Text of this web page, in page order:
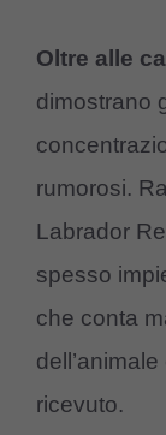
Oltre alle
dimostrano
rumorosi.
Labrador
spesso
che conta
ricevuto.